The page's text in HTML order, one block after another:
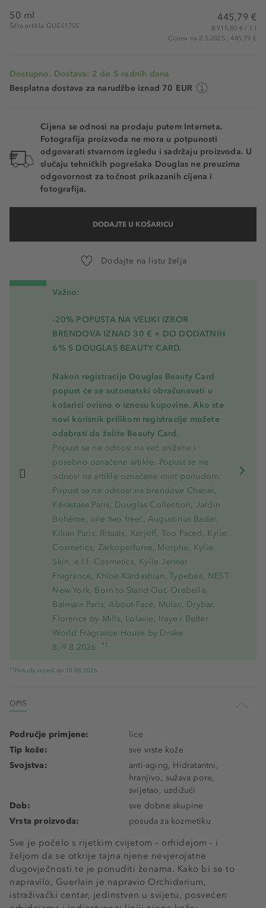
50 ml
Šifra artikla GUE61755
445,79 €
8.915,80 € / 1 l
Cijena na 2.5.2025.: 445,79 €
Dostupno. Dostava: 2 do 5 radnih dana
Besplatna dostava za narudžbe iznad 70 EUR
Cijena se odnosi na prodaju putem Interneta.
Fotografija proizvoda ne mora u potpunosti
odgovarati stvarnom izgledu i sadržaju proizvoda. U
slučaju tehničkih pogrešaka Douglas ne preuzima
odgovornost za točnost prikazanih cijena i
fotografija.
DODAJTE U KOŠARICU
Dodajte na listu želja
Važno:
-20% POPUSTA NA VELIKI IZBOR
BRENDOVA IZNAD 30 € + DO DODATNIH
6% S DOUGLAS BEAUTY CARD.
Nakon registracije Douglas Beauty Card
popust će se automatski obračunavati u
košarici ovisno o iznosu kupovine. Ako ste
novi korisnik prilikom registracije možete
odabrati da želite Beauty Card.
Popust se ne odnosi na već snižene i
posebno označene artikle. Popust se ne
odnosi na artikle označene mint ponudom.
Popust se ne odnosi na brendove Chanel,
Kérastase Paris, Douglas Collection, Jardin
Bohème, one.two.free!, Augustinus Bader,
Kilian Paris, Rituals, Xerjoff, Too Faced, Kylie
Cosmetics, Zarkoperfume, Morphe, Kylie
Skin, e.l.f. Cosmetics, Kylie Jenner
Fragrance, Khloe Kardashian, Typebea, NEST
New York, Born to Stand Out, Orebella,
Balmain Paris, About-Face, Mulac, Drybar,
Florence by Mills, Lolavie, Iraye i Better
World Fragrance House by Drake.
8.-9.8.2026. *1
*1 Ponuda vrijedi do 10.08.2026
OPIS
Sve je počelo s rijetkim cvijetom – orhidejom - i
željom da se otkrije tajna njene nevjerojatne
dugovječnosti te je ponuditi ženama. Kako bi se to
napravilo, Guerlain je napravio Orchidarium,
istraživački centar, jedinstven u svijetu, posvećen
Područje primjene:
lice
Tip kože:
sve vrste kože
Svojstva:
anti-aging, Hidratantni,
hranjivo, sužava pore,
svijetao, uzdižući
Dob:
sve dobne skupine
Vrsta proizvoda:
posuda za kozmetiku